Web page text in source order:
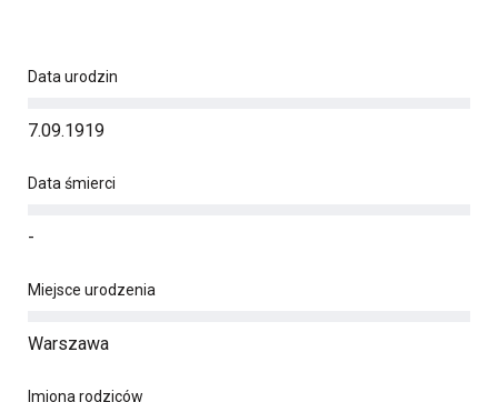
Data urodzin
7.09.1919
Data śmierci
-
Miejsce urodzenia
Warszawa
Imiona rodziców